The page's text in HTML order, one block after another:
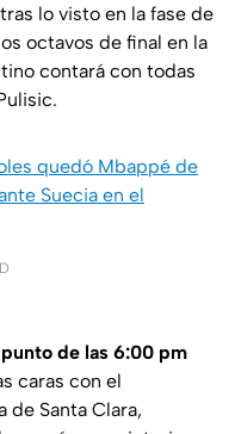
lo visto en la fase de
octavos de final en la
contará con todas
quedó Mbappé de
Suecia en el
de las 6:00 pm
caras con el
de Santa Clara,